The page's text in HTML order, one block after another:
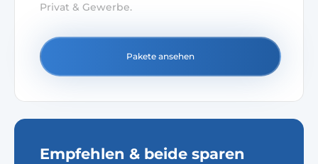
Privat & Gewerbe.
Pakete ansehen
Empfehlen & beide sparen